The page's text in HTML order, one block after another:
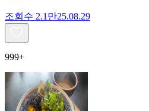
조회수 2.1만25.08.29
999+